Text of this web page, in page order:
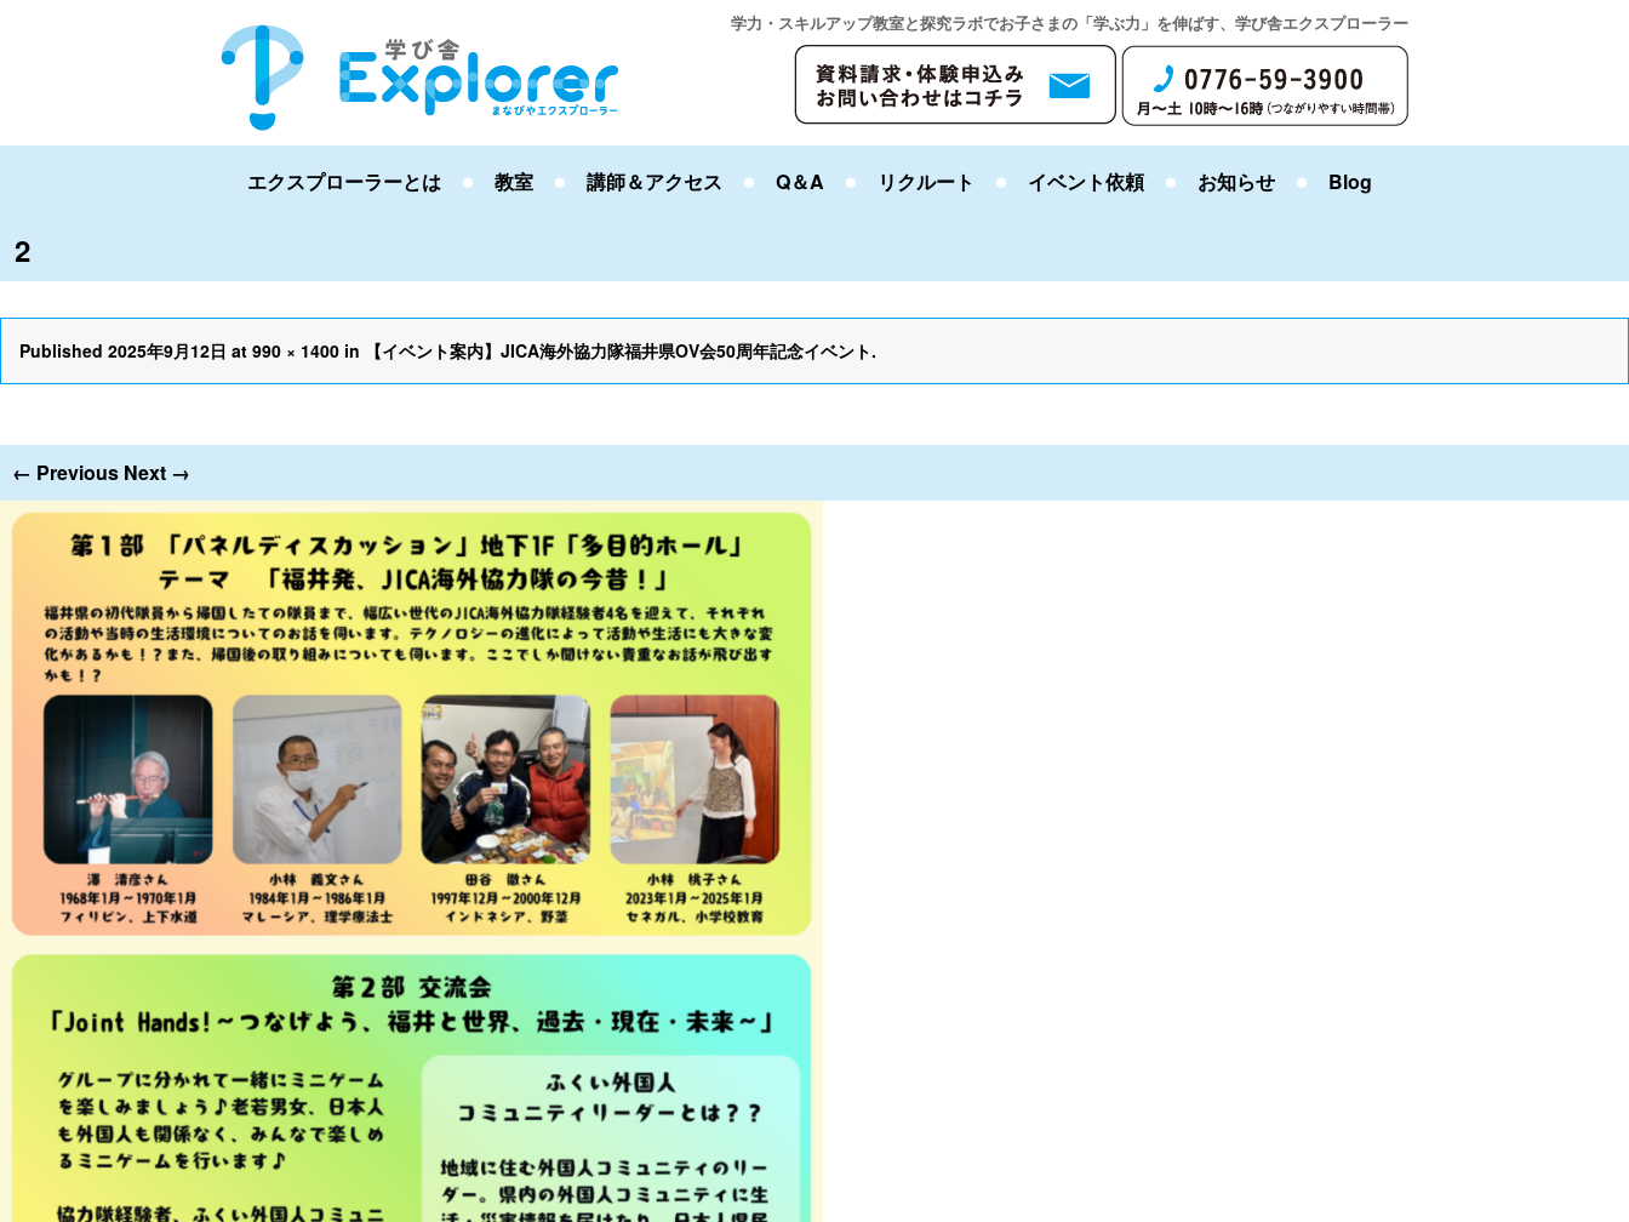
学力・スキルアップ教室と探究ラボでお子さまの「学ぶ力」を伸ばす、学び舎エクスプローラー
エクスプローラーとは 教室 講師＆アクセス Q＆A リクルート イベント依頼 お知らせ Blog
2
Published 2025年9月12日 at 990 × 1400 in 【イベント案内】JICA海外協力隊福井県OV会50周年記念イベント.
← Previous Next →